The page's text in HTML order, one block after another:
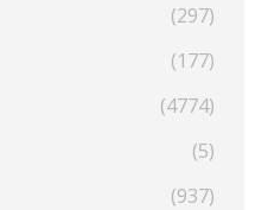
(297)
(177)
(4774)
(5)
(937)